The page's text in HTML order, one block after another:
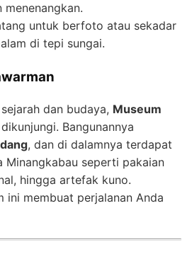
menenangkan.
untuk berfoto atau sekadar
di tepi sungai.
dan budaya, Museum
Bangunannya
, dan di dalamnya terdapat
Minangkabau seperti pakaian
hingga artefak kuno.
ini membuat perjalanan Anda